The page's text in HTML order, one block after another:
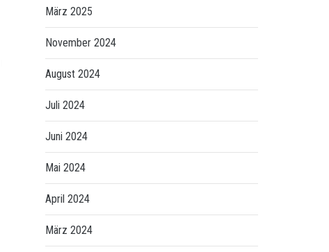
März 2025
November 2024
August 2024
Juli 2024
Juni 2024
Mai 2024
April 2024
März 2024